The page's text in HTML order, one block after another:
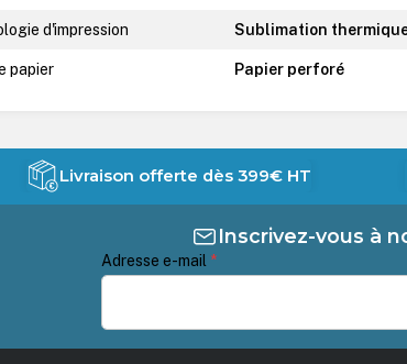
d'impression Sublimation
papier Papier perforé
Livraison offerte dès 399€ HT
Inscrivez-vous à
Adresse e-mail *